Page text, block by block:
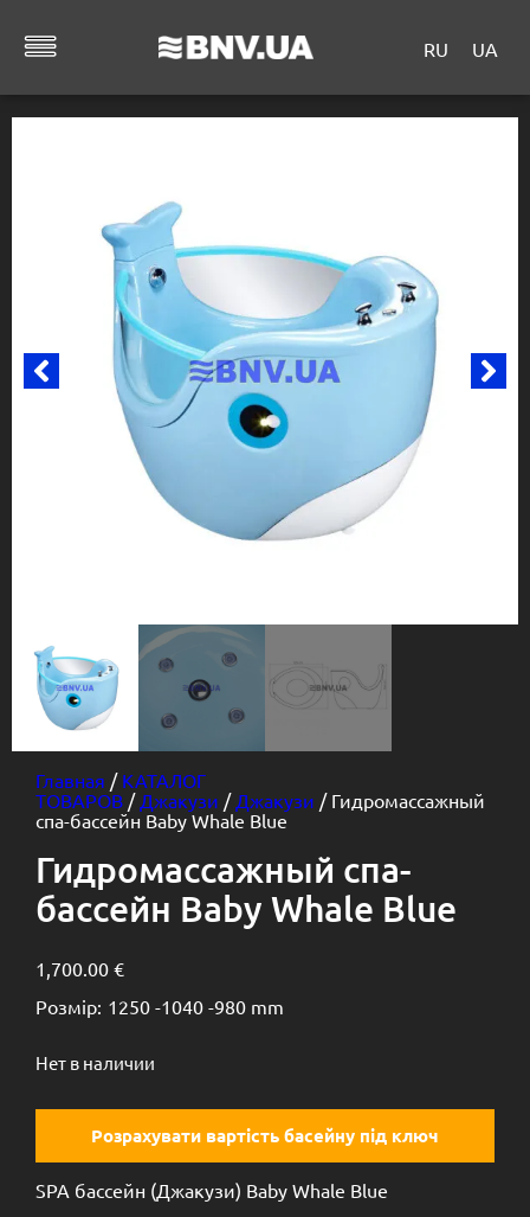
RU UA
Главная / КАТАЛОГ
ТОВАРОВ / Джакузи / Джакузи / Гидромассажный
спа-бассейн Baby Whale Blue
Гидромассажный спа-
бассейн Baby Whale Blue
1,700.00 €
Розмір: 1250 -1040 -980 mm
Нет в наличии
Розрахувати вартість басейну під ключ
SPA бассейн (Джакузи) Baby Whale Blue